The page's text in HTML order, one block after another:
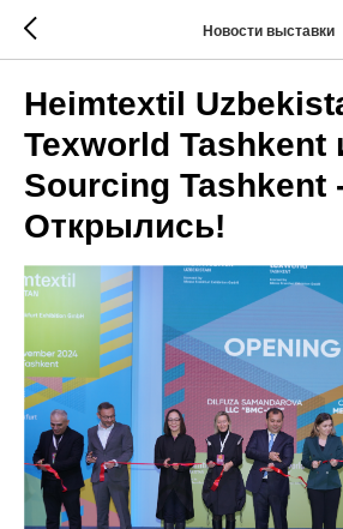
Новости выставки
Heimtextil
Texworld Tashkent
Sourcing Tashkent
Открылись!